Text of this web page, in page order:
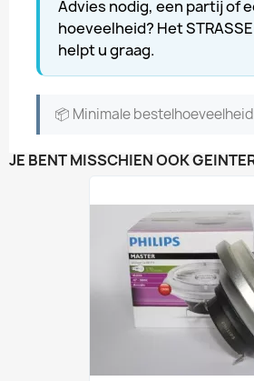
Advies nodig, een partij of
hoeveelheid? Het
helpt u graag.
📦 Minimale
JE BENT MISSCHIEN OOK